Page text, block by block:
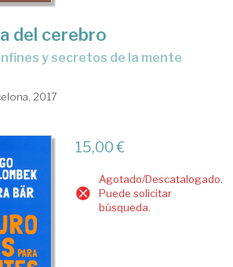
del cerebro
y secretos de la mente
2017
15,00 €
Agotado/Descatalogado.
Puede solicitar
búsqueda.